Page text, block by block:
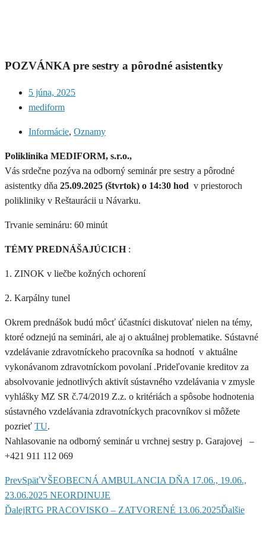
POZVÁNKA pre sestry a pôrodné asistentky
5 júna, 2025
mediform
Informácie, Oznamy
Poliklinika MEDIFORM, s.r.o.,
Vás srdečne pozýva na odborný seminár pre sestry a pôrodné
asistentky dňa 25.09.2025 (štvrtok) o 14:30 hod v priestoroch
polikliniky v Reštaurácii u Návarku.
Trvanie semináru: 60 minút
TÉMY PREDNÁŠAJÚCICH:
1. ZINOK v liečbe kožných ochorení
2. Karpálny tunel
Okrem prednášok budú môcť účastníci diskutovať nielen na témy,
ktoré odznejú na seminári, ale aj o aktuálnej problematike. Sústavné
vzdelávanie zdravotníckeho pracovníka sa hodnotí v aktuálne
vykonávanom zdravotníckom povolaní .Prideľovanie kreditov za
absolvovanie jednotlivých aktivít sústavného vzdelávania v zmysle
vyhlášky MZ SR č.74/2019 Z.z. o kritériách a spôsobe hodnotenia
sústavného vzdelávania zdravotníckych pracovníkov si môžete
pozrieť TU.
Nahlasovanie na odborný seminár u vrchnej sestry p. Garajovej –
+421 911 112 069
PrevSpäťVŠEOBECNÁ AMBULANCIA DŇA 17.06., 19.06.,
23.06.2025 NEORDINUJE
ĎalejRTG PRACOVISKO – ZATVORENÉ 13.06.2025Ďalšie